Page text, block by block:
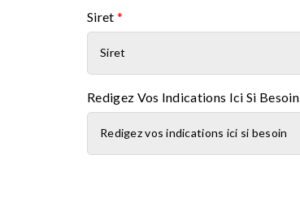
Siret *
Redigez Vos Indications Ici Si Besoin